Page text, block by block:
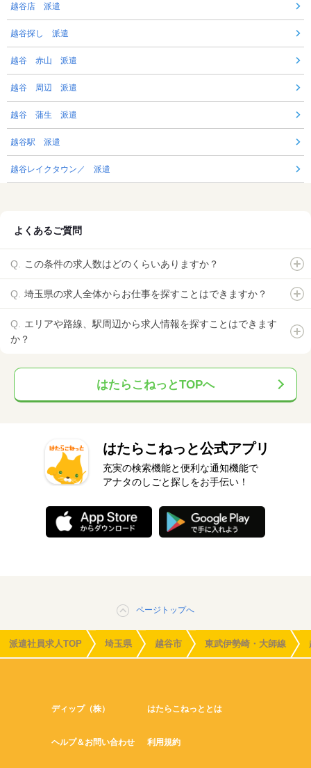
越谷店 派遣
越谷探し 派遣
越谷 赤山 派遣
越谷 周辺 派遣
越谷 蒲生 派遣
越谷駅 派遣
越谷レイクタウン／ 派遣
よくあるご質問
この条件の求人数はどのくらいありますか？
埼玉県の求人全体からお仕事を探すことはできますか？
エリアや路線、駅周辺から求人情報を探すことはできます
か？
はたらこねっとTOPへ
はたらこねっと公式アプリ
充実の検索機能と便利な通知機能で
アナタのしごと探しをお手伝い！
ページトップへ
派遣社員求人TOP 埼玉県 越谷市 東武伊勢崎・大師線
ディップ（株） はたらこねっととは
ヘルプ＆お問い合わせ 利用規約